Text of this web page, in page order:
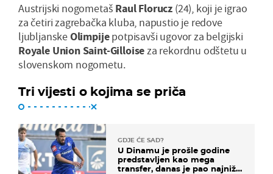
Austrijski nogometaš Raul Florucz (24), koji je igrao
za četiri zagrebačka kluba, napustio je redove
ljubljanskeOlimpijepotpisavši ugovor za belgijski
Royale Union Saint-Gilloiseza rekordnu odštetu u
slovenskom nogometu.
Tri vijesti o kojima se priča
GDJE ĆE SAD?
U Dinamu je prošle godine
predstavljen kao mega
transfer, danas je pao najniže